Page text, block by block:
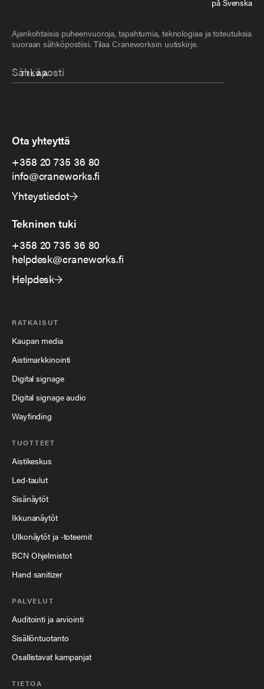
Ajankohtaisia puheenvuoroja, tapahtumia, teknologiaa ja toteutuksia
suoraan sähköpostiisi. Tilaa Craneworksin uutiskirje.
Ota yhteyttä
+358 20 735 36 80
info@craneworks.fi
Yhteystiedot
Tekninen tuki
+358 20 735 36 80
helpdesk@craneworks.fi
Helpdesk
RATKAISUT
Kaupan media
Aistimarkkinointi
Digital signage
Digital signage audio
Wayfinding
TUOTTEET
Aistikeskus
Led-taulut
Sisänäytöt
Ikkunanäytöt
Ulkonäytöt ja -toteemit
BCN Ohjelmistot
Hand sanitizer
PALVELUT
Auditointi ja arviointi
Sisällöntuotanto
Osallistavat kampanjat
TIETOA